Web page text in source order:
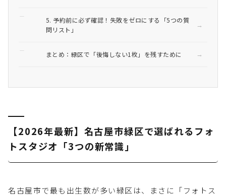
5. 予約前に必ず確認！失敗をゼロにする「5つの質
問リスト」
まとめ：緑区で「後悔しない1枚」を残すために
【2026年最新】名古屋市緑区で選ばれるフォ
トスタジオ「3つの新常識」
名古屋市で最も出生数が多い緑区は、まさに「フォトス